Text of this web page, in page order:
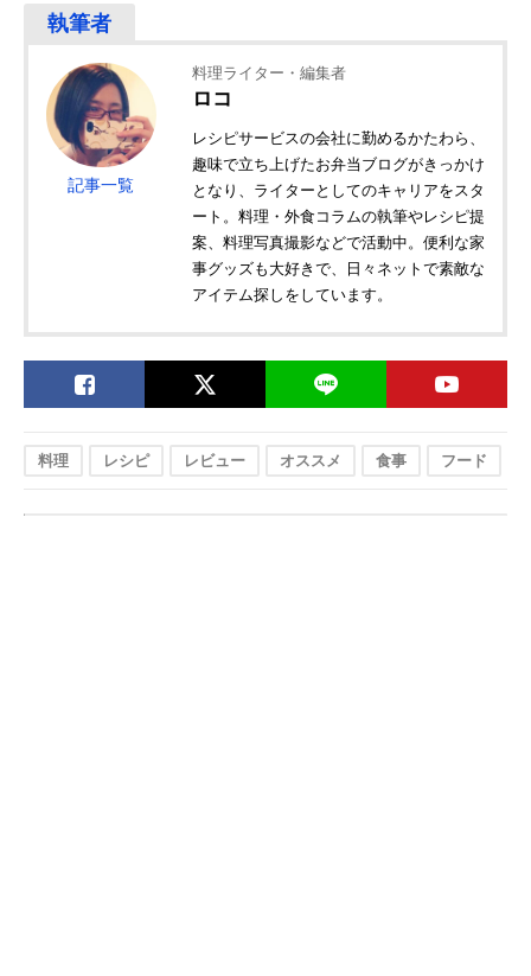
記事一覧
料理ライター・編集者
ロコ
レシピサービスの会社に勤めるかたわら、
趣味で立ち上げたお弁当ブログがきっかけ
となり、ライターとしてのキャリアをスタ
ート。料理・外食コラムの執筆やレシピ提
案、料理写真撮影などで活動中。便利な家
事グッズも大好きで、日々ネットで素敵な
アイテム探しをしています。
料理 レシピ レビュー オススメ 食事 フード